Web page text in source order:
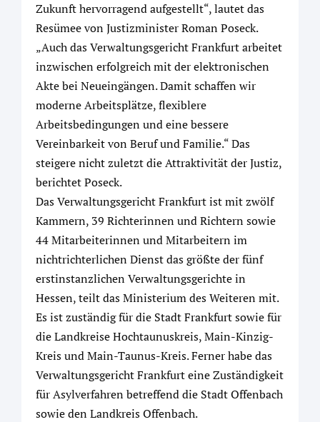
Zukunft hervorragend aufgestellt“, lautet das
Resümee von Justizminister Roman Poseck.
„Auch das Verwaltungsgericht Frankfurt arbeitet
inzwischen erfolgreich mit der elektronischen
Akte bei Neueingängen. Damit schaffen wir
moderne Arbeitsplätze, flexiblere
Arbeitsbedingungen und eine bessere
Vereinbarkeit von Beruf und Familie.“ Das
steigere nicht zuletzt die Attraktivität der Justiz,
berichtet Poseck.
Das Verwaltungsgericht Frankfurt ist mit zwölf
Kammern, 39 Richterinnen und Richtern sowie
44 Mitarbeiterinnen und Mitarbeitern im
nichtrichterlichen Dienst das größte der fünf
erstinstanzlichen Verwaltungsgerichte in
Hessen, teilt das Ministerium des Weiteren mit.
Es ist zuständig für die Stadt Frankfurt sowie für
die Landkreise Hochtaunuskreis, Main-Kinzig-
Kreis und Main-Taunus-Kreis. Ferner habe das
Verwaltungsgericht Frankfurt eine Zuständigkeit
für Asylverfahren betreffend die Stadt Offenbach
sowie den Landkreis Offenbach.